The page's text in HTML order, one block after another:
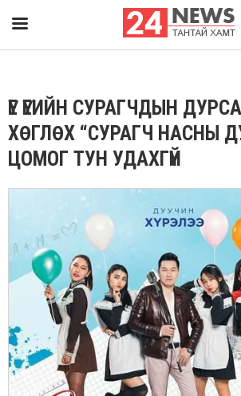
ҮЕ ҮЕИЙН СУРАГЧДЫН
ХӨГЛӨХ “СУРАГЧ НАСНЫ
ЦОМОГ ТУН УДАХГҮЙ